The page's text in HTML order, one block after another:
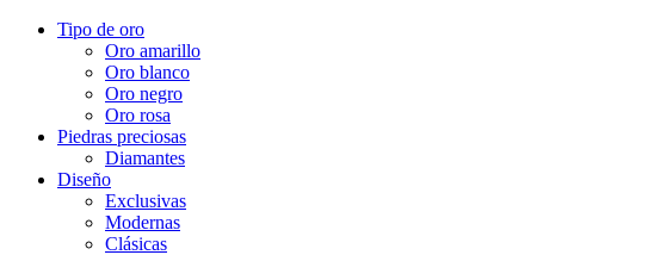
Tipo de oro
Oro amarillo
Oro blanco
Oro negro
Oro rosa
Piedras preciosas
Diamantes
Diseño
Exclusivas
Modernas
Clásicas